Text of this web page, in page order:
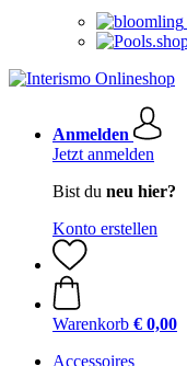
Anmelden
Jetzt anmelden
Bist du neu hier?
Konto erstellen
Warenkorb € 0,00
Accessoires